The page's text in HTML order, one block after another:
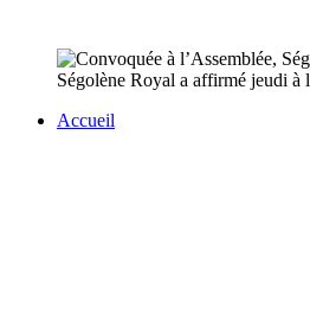
Ségolène Royal a affirmé jeudi à
Accueil